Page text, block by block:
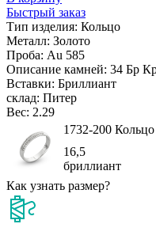
Быстрый заказ
Тип изделия: Кольцо
Металл: Золото
Проба: Au 585
Описание камней: 34 Бр
Вставки: Бриллиант
склад: Питер
Вес: 2.29
1732-200
16,5
бриллиант
Как узнать размер?